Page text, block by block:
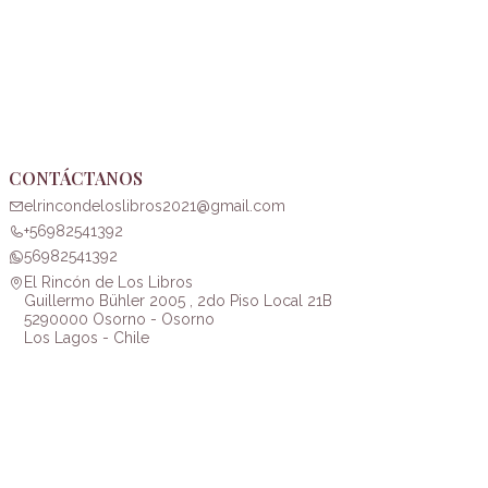
CONTÁCTANOS
elrincondeloslibros2021@gmail.com
+56982541392
56982541392
El Rincón de Los Libros
Guillermo Bühler 2005 , 2do Piso Local 21B
5290000 Osorno - Osorno
Los Lagos - Chile